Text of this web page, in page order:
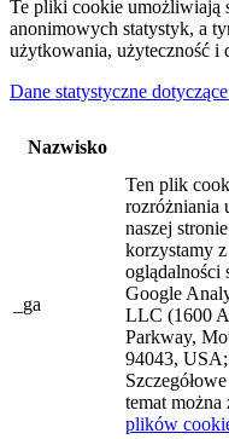
Te pliki cookie umożliwiają
anonimowych statystyk, a
użytkowania, użyteczność i
Dane statystyczne
Nazwisko
_ga
Ten plik
rozróżniania
naszej
korzystamy
oglądalności
Google
LLC (1600
Parkway,
94043,
temat można
plików